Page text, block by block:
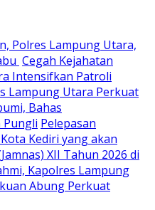
Polres Lampung Utara,
Cegah Kejahatan
Intensifkan Patroli
Lampung Utara Perkuat
Bahas
Pungli Pelepasan
Kediri yang akan
XII Tahun 2026 di
Kapolres Lampung
Abung Perkuat